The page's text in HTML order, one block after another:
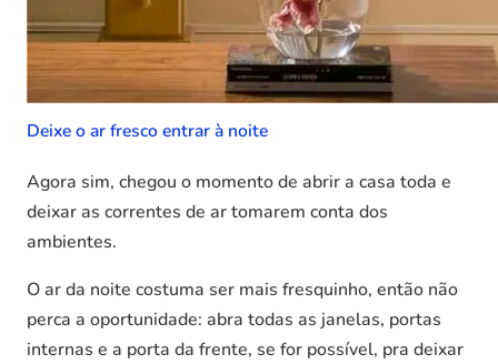
Deixe o ar fresco entrar à noite
Agora sim, chegou o momento de abrir a casa toda e
deixar as correntes de ar tomarem conta dos
ambientes.
O ar da noite costuma ser mais fresquinho, então não
perca a oportunidade: abra todas as janelas, portas
internas e a porta da frente, se for possível, pra deixar